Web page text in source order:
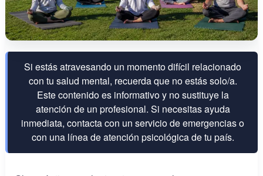
Si estás atravesando un momento difícil relacionado
con tu salud mental, recuerda que no estás solo/a.
Este contenido es informativo y no sustituye la
atención de un profesional. Si necesitas ayuda
inmediata, contacta con un servicio de emergencias o
con una línea de atención psicológica de tu país.